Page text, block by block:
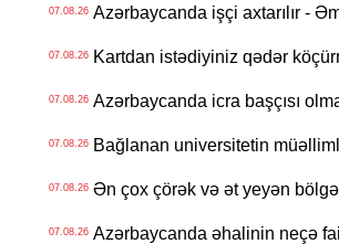
07.08.26Azərbaycanda işçi axtarılır -
07.08.26Kartdan istədiyiniz qədər
07.08.26Azərbaycanda icra başçısı
07.08.26Bağlanan universitetin
07.08.26Ən çox çörək və ət yeyən
07.08.26Azərbaycanda əhalinin neçə